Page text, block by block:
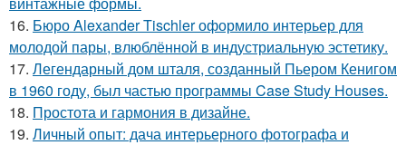
16. Бюро Alexander Tischler оформило интерьер для
молодой пары, влюблённой в индустриальную эстетику.
17. Легендарный дом шталя, созданный Пьером Кенигом
в 1960 году, был частью программы Case Study Houses.
18. Простота и гармония в дизайне.
19. Личный опыт: дача интерьерного фотографа и